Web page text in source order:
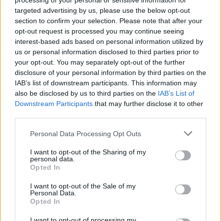
targeted advertising by us, please use the below opt-out
section to confirm your selection. Please note that after your
opt-out request is processed you may continue seeing
interest-based ads based on personal information utilized by
us or personal information disclosed to third parties prior to
your opt-out. You may separately opt-out of the further
disclosure of your personal information by third parties on the
IAB’s list of downstream participants. This information may
also be disclosed by us to third parties on the IAB’s List of
Downstream Participants that may further disclose it to other
Please note that this website/app uses one or more Google
not limited to your visit or usage behaviour. You may click to
grant or deny consent to Google and its third-party tags to
use your data for below specified purposes in below Google
consent section.
Personal Data Processing Opt Outs
I want to opt-out of the Sharing of my
personal data.
Opted In
I want to opt-out of the Sale of my
Personal Data.
Opted In
De Lunes a Viernes de 10 a 19
Destinos: Viajar sólo en grupo
África
América
Europa
Oceanía
Viajes en grupo del momento
Viajes a Corea del Sur
Viajes a Colombia
Viajes a Filipinas
Viajes a Japón
Viajes a México (Día de los Muertos)
Viajes a Nepal
¿Cómo funcionan los grupos?